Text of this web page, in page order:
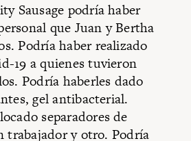
Sausage podría haber
que Juan y Bertha
Podría haber realizado
19 a quienes tuvieron
Podría haberles dado
gel antibacterial.
separadores de
trabajador y otro. Podría